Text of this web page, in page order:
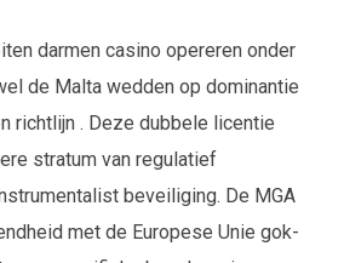
darmen casino opereren onder
de Malta wedden op dominantie
richtlijn . Deze dubbele licentie
stratum van regulatief
beveiliging. De MGA
met de Europese Unie gok-